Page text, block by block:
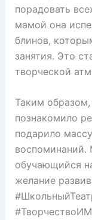
порадовать
мамой она
блинов,
занятия. Это
творческой
Таким
познакомило
подарило
обучающийся
желание